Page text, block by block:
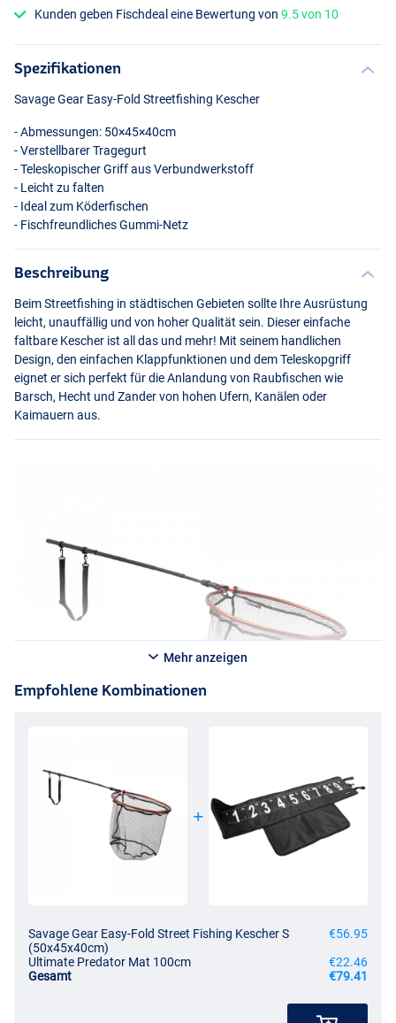
Kunden geben Fischdeal eine Bewertung von9.5 von 10
Spezifikationen
Savage Gear Easy-Fold Streetfishing Kescher
- Abmessungen: 50×45×40cm
- Verstellbarer Tragegurt
- Teleskopischer Griff aus Verbundwerkstoff
- Leicht zu falten
- Ideal zum Köderfischen
- Fischfreundliches Gummi-Netz
Beschreibung
Beim Streetfishing in städtischen Gebieten sollte Ihre Ausrüstung
leicht, unauffällig und von hoher Qualität sein. Dieser einfache
faltbare Kescher ist all das und mehr! Mit seinem handlichen
Design, den einfachen Klappfunktionen und dem Teleskopgriff
eignet er sich perfekt für die Anlandung von Raubfischen wie
Barsch, Hecht und Zander von hohen Ufern, Kanälen oder
Kaimauern aus.
Mehr anzeigen
Empfohlene Kombinationen
Savage Gear Easy-Fold Street Fishing Kescher S
(50x45x40cm)
€56.95
Ultimate Predator Mat 100cm
€22.46
Gesamt
€79.41